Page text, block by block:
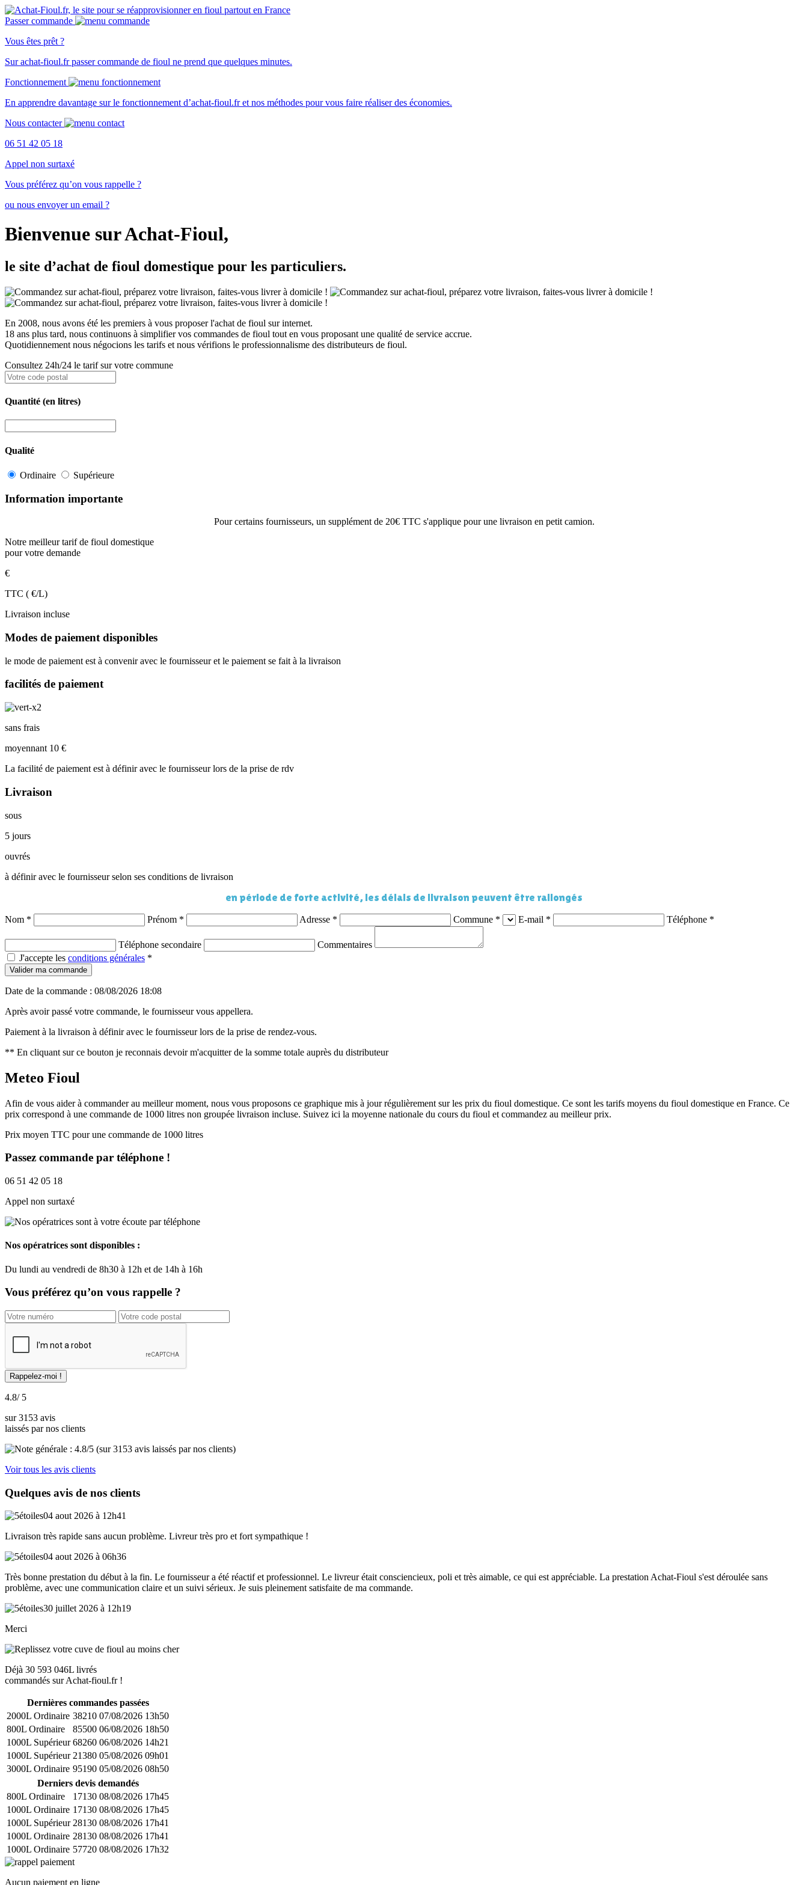
Passer commande
Vous êtes prêt ?
Surachat-fioul.frpasser commande de fioul ne prend que quelques minutes.
Fonctionnement
En apprendre davantage sur le fonctionnement d’achat-fioul.fret nos méthodes pourvous faire réaliser des économies.
Nous contacter
06 51 42 05 18
Appel non surtaxé
Vous préférez qu’on vous rappelle ?
ou nous envoyer un email ?
Bienvenue sur Achat-Fioul,
le site d’achat de fioul domestique pour les particuliers.
En 2008, nous avons été les premiers à vous proposer l'achat de fioul sur internet.
18 ans plus tard, nous continuons à simplifier vos commandes de fioul tout en vous proposant une qualité de service accrue.
Quotidiennement nous négocions les tarifs et nous vérifions le professionnalisme des distributeurs de fioul.
Consultez 24h/24 le tarif sur votre commune
Quantité (en litres)
Qualité
Ordinaire Supérieure
Information importante
Pour certains fournisseurs, un supplément de 20€ TTC s'applique pour une livraison en petit camion.
Notre meilleur tarif de fioul domestique
pour votre demande
€
TTC ( €/L)
Livraison incluse
Modes de paiement disponibles
le mode de paiement est à convenir avec le fournisseur et le paiement se fait à la livraison
facilités de paiement
sans frais
moyennant 10 €
La facilité de paiement est à définir avec le fournisseur lors de la prise de rdv
Livraison
sous
5 jours
ouvrés
à définir avec le fournisseur selon ses conditions de livraison
en période de forte activité, les délais de livraison peuvent être rallongés
Nom * Prénom * Adresse * Commune * E-mail * Téléphone *
Téléphone secondaire
Commentaires
J'accepte les conditions générales *
Valider ma commande
Date de la commande : 08/08/2026 18:08
Après avoir passé votre commande, le fournisseur vous appellera.
Paiement à la livraison à définir avec le fournisseur lors de la prise de rendez-vous.
** En cliquant sur ce bouton je reconnais devoir m'acquitter de la somme totale auprès du distributeur
Meteo Fioul
Afin de vous aider à commander au meilleur moment, nous vous proposons ce graphique mis à jour régulièrement sur les prix du fioul domestique. Ce sont les tarifs moyens du fioul domestique en France. Ce
prix correspond à une commande de 1000 litres non groupée livraison incluse. Suivez ici la moyenne nationale du cours du fioul et commandez au meilleur prix.
Prix moyen TTC pour une commande de 1000 litres
Passez commande par téléphone !
06 51 42 05 18
Appel non surtaxé
Nos opératrices sont disponibles :
Du lundi au vendredi de 8h30 à 12h et de 14h à 16h
Vous préférez qu’on vous rappelle ?
4.8/ 5
sur 3153 avis
laissés par nos clients
Voir tous les avis clients
Quelques avis de nos clients
04 aout 2026 à 12h41
Livraison très rapide sans aucun problème. Livreur très pro et fort sympathique !
04 aout 2026 à 06h36
Très bonne prestation du début à la fin. Le fournisseur a été réactif et professionnel. Le livreur était consciencieux, poli et très aimable, ce qui est appréciable. La prestation Achat‑Fioul s'est déroulée sans
problème, avec une communication claire et un suivi sérieux. Je suis pleinement satisfaite de ma commande.
30 juillet 2026 à 12h19
Merci
Déjà 30 593 046L livrés
commandés sur Achat-fioul.fr !
Dernières commandes passées
2000L Ordinaire 38210 07/08/2026 13h50
800L Ordinaire
85500 06/08/2026 18h50
1000L Supérieur 68260 06/08/2026 14h21
1000L Supérieur 21380 05/08/2026 09h01
3000L Ordinaire 95190 05/08/2026 08h50
Derniers devis demandés
800L Ordinaire
17130 08/08/2026 17h45
1000L Ordinaire 17130 08/08/2026 17h45
1000L Supérieur 28130 08/08/2026 17h41
1000L Ordinaire 28130 08/08/2026 17h41
1000L Ordinaire 57720 08/08/2026 17h32
Aucun paiement en ligne